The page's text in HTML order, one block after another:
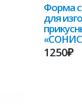
Форма
для
1250₽